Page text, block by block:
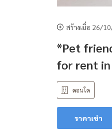
สร้างเมื่อ 26/
*Pet
for rent
คอนโด
ราคาเช่า